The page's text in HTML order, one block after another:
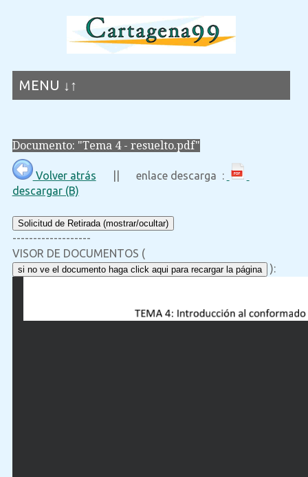
MENU ↓↑
Documento: "Tema 4 - resuelto.pdf"
Volver atrás || enlace descarga :
descargar (B)
Solicitud de Retirada (mostrar/ocultar)
-------------------
VISOR DE DOCUMENTOS (
si no ve el documento haga click aqui para recargar la página ):